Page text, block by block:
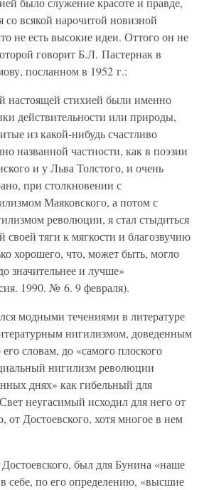
со всякой нарочитой новизной
не есть высокие идеи. Оттого он не
говорит Б.Л. Пастернак в
посланном в 1952 г.:
настоящей стихией были именно
действительности или природы,
из какой-нибудь счастливо
названной частности, как в поэзии
и у Льва Толстого, и очень
при столкновении с
Маяковского, а потом с
революции, я стал стыдиться
своей тяги к мягкости и благозвучию
хорошего, что, может быть, могло
значительнее и лучше»
1990. № 6. 9 февраля).
модными течениями в литературе
нигилизмом, доведенным
словам, до «самого плоского
нигилизм революции
днях» как гибельный для
неугасимый исходил для него от
от Достоевского, хотя многое в нем
был для Бунина «наше
себе, по его определению, «высшие